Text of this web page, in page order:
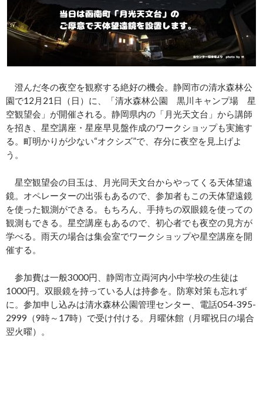
澄んだ冬の夜空を観察する絶好の機会。静岡市の清水森林公
園で12月21日（日）に、「清水森林公園 黒川キャンプ場 星
空観望会」が開催される。静岡県内の「月光天文台」から講師
を招き、星空講座・星座早見盤作成のワークショップも実施す
る。町明かりが少ない“オクシズ”で、存分に夜空を見上げよ
う。
星空観望会の目玉は、月光同天文台からやってくる天体望遠
鏡。オペレーターの出張もあるので、参加者もこの天体望遠鏡
を使った観測ができる。もちろん、手持ちの双眼鏡を使っての
観測もできる。星空講座もあるので、初心者でも夜空の見方が
学べる。雨天の場合は集会室でワークショップや星空講座を開
催する。
参加費は一般3000円、静岡市立両河内小中学校の生徒は
1000円。双眼鏡を持っている人は持参を。防寒対策も忘れず
に。参加申し込みは清水森林公園管理センター、電話054-395-
2999（9時～17時）で受け付ける。月曜休館（月曜祝日の場合
翌火曜）。